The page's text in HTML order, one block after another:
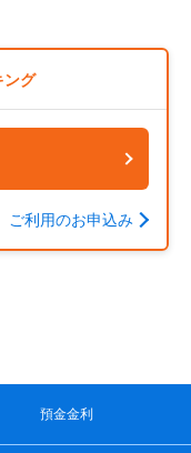
ング
ご利用のお申込み
預金金利